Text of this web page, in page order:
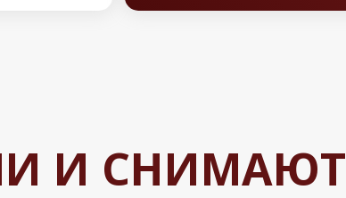
И СНИМАЮТ